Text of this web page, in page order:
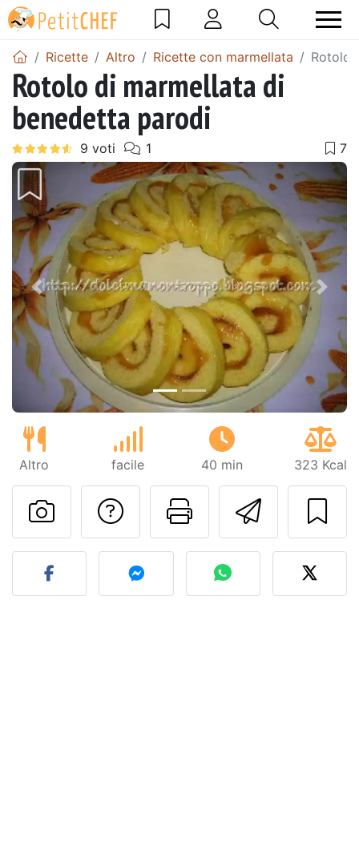
Ricette Altro Ricette con marmellata Rotolo
Rotolo di marmellata di
benedetta parodi
Precedente
Altro facile 40 min 323 Kcal
Invia
Stampa la
Contatta l'autore
Pubblica la foto di